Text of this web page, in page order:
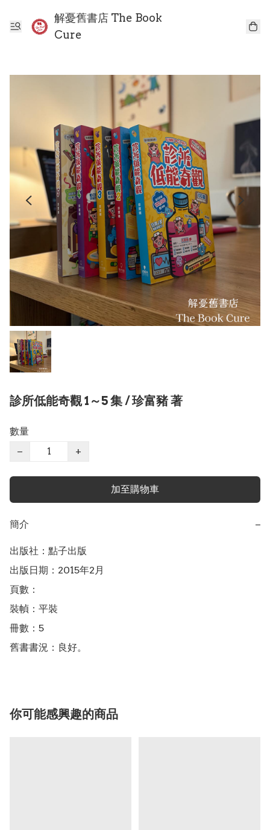
解憂舊書店 The Book
Cure
診所低能奇觀 1～5 集 / 珍富豬 著
數量
−
+
加至購物車
簡介 −
出版社：點子出版
出版日期：2015年2月
頁數：
裝幀：平裝
冊數：5
舊書書況：良好。
你可能感興趣的商品